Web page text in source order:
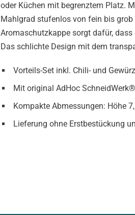
oder Küchen mit begrenztem Platz.
Mahlgrad stufenlos von fein bis
Aromaschutzkappe sorgt dafür,
Das schlichte Design mit dem
Vorteils-Set inkl. Chili- und
Mit original AdHoc
Kompakte Abmessungen: Höhe
Lieferung ohne Erstbestückung